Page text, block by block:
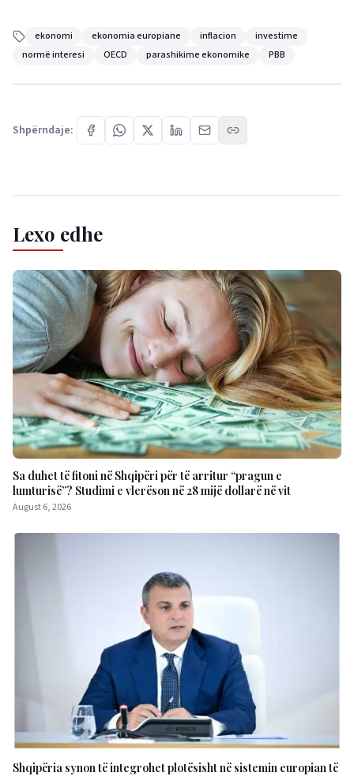
ekonomi ekonomia europiane inflacion
investime
normë interesi
OECD parashikime ekonomike PBB
Shpërndaje:
Lexo edhe
Sa duhet të fitoni në Shqipëri për të arritur “pragun e
lumturisë”? Studimi e vlerëson në 28 mijë dollarë në vit
August 6, 2026
Shqipëria synon të integrohet plotësisht në sistemin europian të